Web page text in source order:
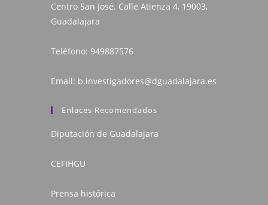
Centro San José. Calle Atienza 4, 19003,
Guadalajara
Teléfono: 949887576
Email: b.investigadores@dguadalajara.es
Enlaces Recomendados
Diputación de Guadalajara
CEFIHGU
Prensa histórica